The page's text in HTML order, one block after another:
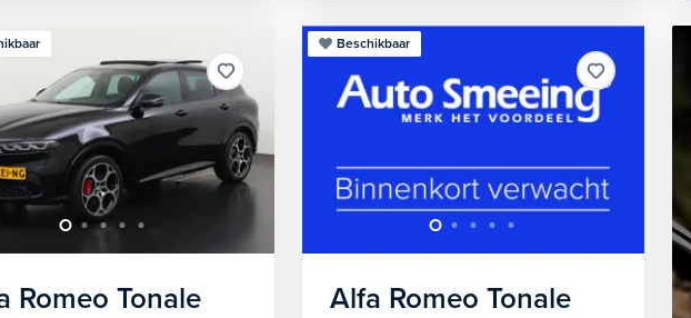
Romeo Tonale
Beschikbaar
Alfa Romeo Tonale